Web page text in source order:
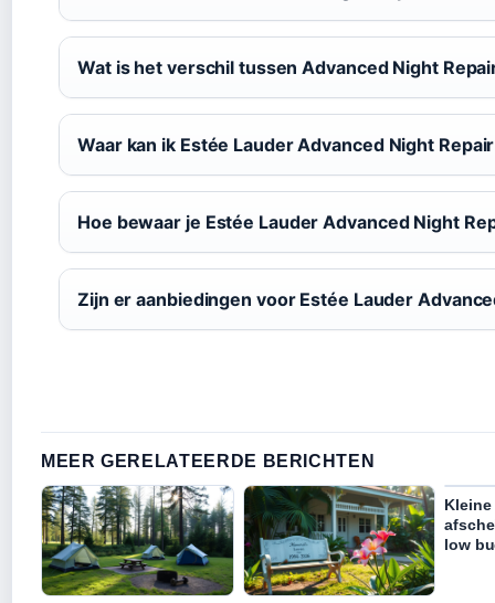
Wat is het verschil tussen Advanced Night
Waar kan ik Estée Lauder Advanced Night
Hoe bewaar je Estée Lauder Advanced Night
Zijn er aanbiedingen voor Estée Lauder
MEER GERELATEERDE BERICHTEN
low